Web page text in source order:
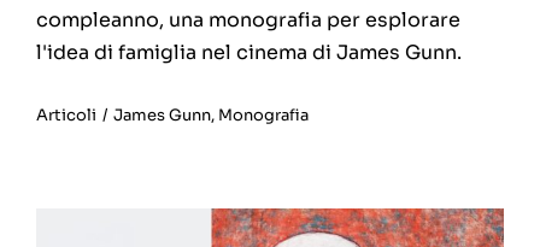
compleanno, una monografia per esplorare
l'idea di famiglia nel cinema di James Gunn.
Articoli / James Gunn, Monografia